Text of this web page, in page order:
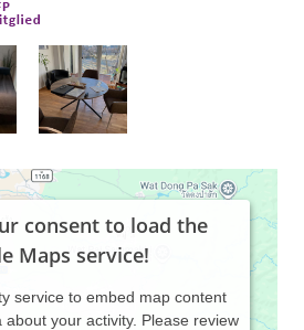
consent to load the
Maps service!
service to embed map content
your activity. Please review